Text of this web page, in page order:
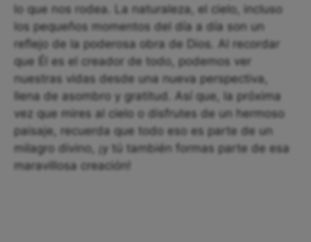
lo que nos rodea. La naturaleza, el cielo, incluso
los pequeños momentos del día a día son un
reflejo de la poderosa obra de Dios. Al recordar
que Él es el creador de todo, podemos ver
nuestras vidas desde una nueva perspectiva,
llena de asombro y gratitud. Así que, la próxima
vez que mires al cielo o disfrutes de un hermoso
paisaje, recuerda que todo eso es parte de un
milagro divino, ¡y tú también formas parte de esa
maravillosa creación!